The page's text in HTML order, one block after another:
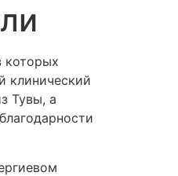
которых
клинический
Тувы, а